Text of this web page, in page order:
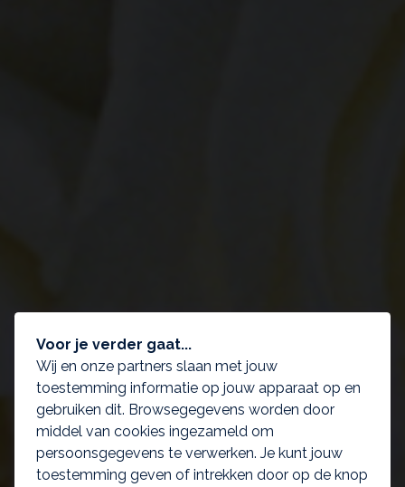
Voor je verder gaat...
Wij en onze partners slaan met jouw
toestemming informatie op jouw apparaat op en
gebruiken dit. Browsegegevens worden door
middel van cookies ingezameld om
persoonsgegevens te verwerken. Je kunt jouw
toestemming geven of intrekken door op de knop